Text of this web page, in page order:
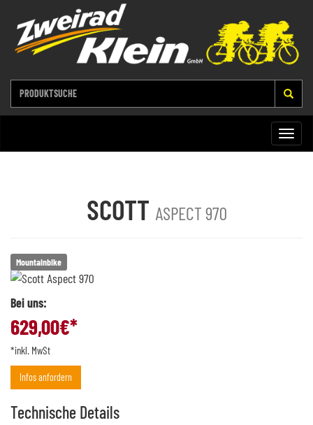
Toggle
SCOTT ASPECT 970
Mountainbike
Bei uns:
629,00€*
*inkl. MwSt
Infos anfordern
Technische Details